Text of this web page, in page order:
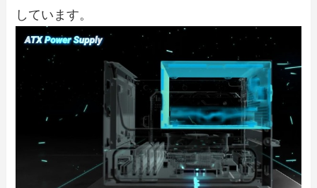
しています。